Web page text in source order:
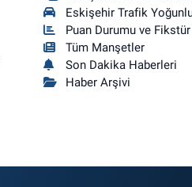
Eskişehir Trafik
Puan Durumu ve Fikstür
Tüm Manşetler
Son Dakika Haberleri
Haber Arşivi